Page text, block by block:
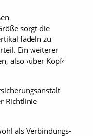
sorgt die
fädeln zu
Ein weiterer
also ›über Kopf‹
Richtlinie
als Verbindungs-